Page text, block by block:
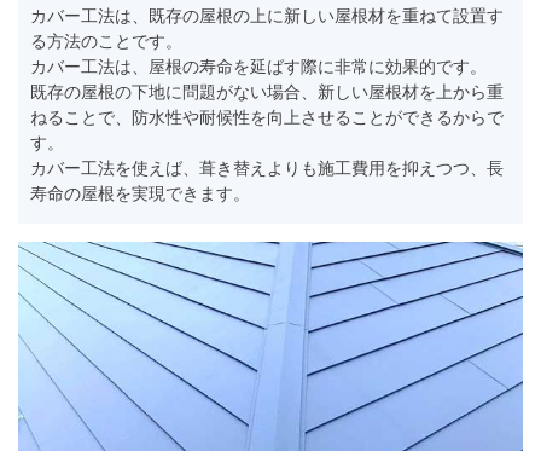
カバー工法は、既存の屋根の上に新しい屋根材を重ねて設置す
る方法のことです。
カバー工法は、屋根の寿命を延ばす際に非常に効果的です。
既存の屋根の下地に問題がない場合、新しい屋根材を上から重
ねることで、防水性や耐候性を向上させることができるからで
す。
カバー工法を使えば、葺き替えよりも施工費用を抑えつつ、長
寿命の屋根を実現できます。